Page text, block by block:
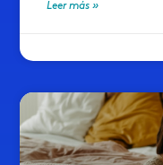
Leer más »